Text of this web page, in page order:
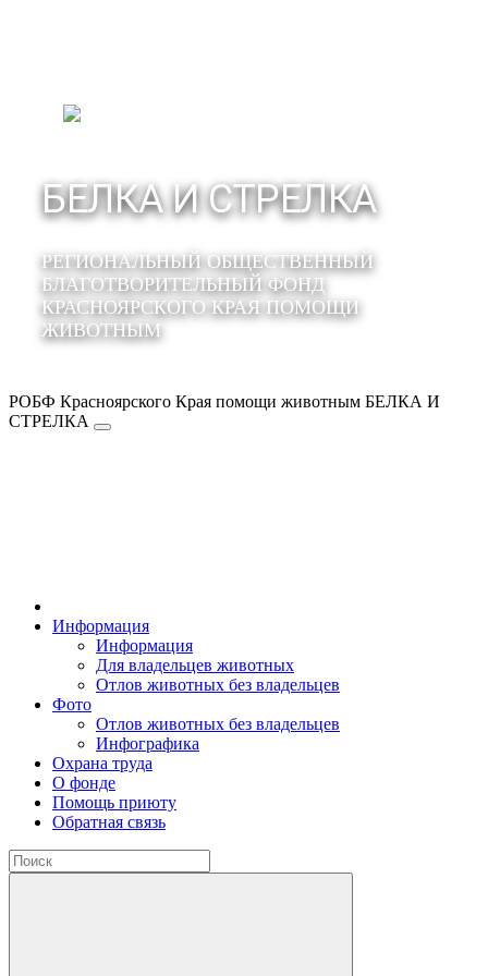
БЕЛКА И СТРЕЛКА
РЕГИОНАЛЬНЫЙ ОБЩЕСТВЕННЫЙ
БЛАГОТВОРИТЕЛЬНЫЙ ФОНД
КРАСНОЯРСКОГО КРАЯ ПОМОЩИ
ЖИВОТНЫМ
РОБФ Красноярского Края помощи животным БЕЛКА И
СТРЕЛКА
Информация
Информация
Для владельцев животных
Отлов животных без владельцев
Фото
Отлов животных без владельцев
Инфографика
Охрана труда
О фонде
Помощь приюту
Обратная связь